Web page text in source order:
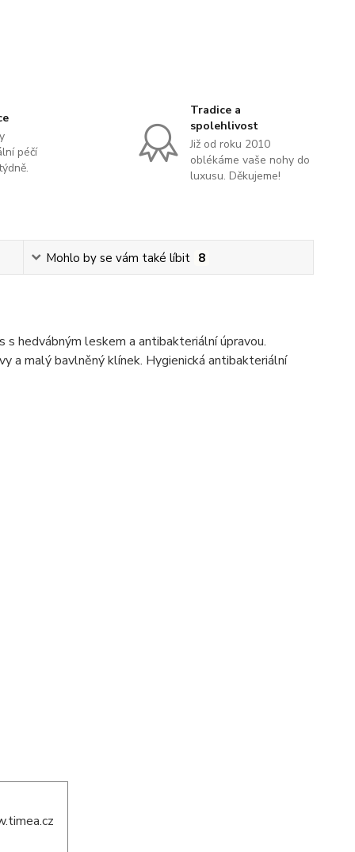
péčí
Tradice a
spolehlivost
Již od roku 2010
oblékáme vaše nohy do
luxusu. Děkujeme!
Mohlo by se vám také líbit 8
hedvábným leskem a antibakteriální úpravou.
a malý bavlněný klínek. Hygienická antibakteriální